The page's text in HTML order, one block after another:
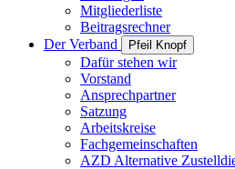
Mitgliederliste
Beitragsrechner
Der Verband
Pfeil Knopf
Dafür stehen wir
Vorstand
Ansprechpartner
Satzung
Arbeitskreise
Fachgemeinschaften
AZD Alternative